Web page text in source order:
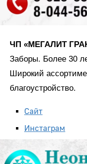
ЧП «МЕГАЛИТ
Заборы. Более 30
Широкий
благоустройство.
Сайт
Инстаграм